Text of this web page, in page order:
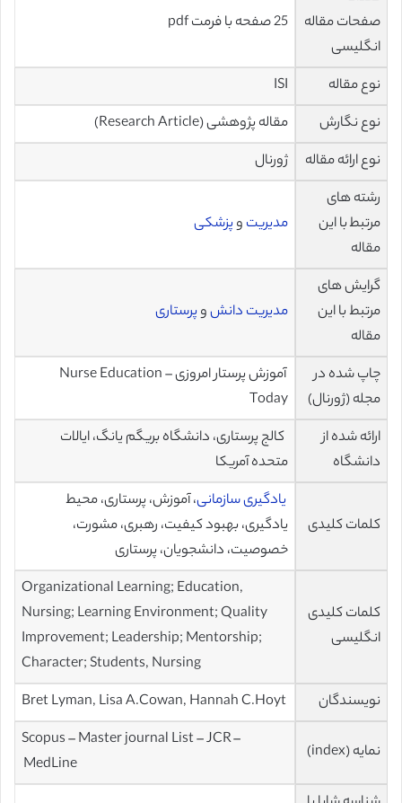
صفحات مقاله
انگلیسی
25 صفحه با فرمت pdf
نوع مقاله
ISI
نوع نگارش
مقاله پژوهشی (Research Article)
نوع ارائه مقاله
ژورنال
رشته های
مرتبط با این
مقاله
مدیریت وپزشکی
گرایش های
مرتبط با این
مقاله
مدیریت دانشوپرستاری
چاپ شده در
مجله (ژورنال)
آموزش پرستار امروزی – Nurse Education
Today
ارائه شده از
دانشگاه
کالج پرستاری، دانشگاه بریگم یانگ، ایالات
متحده آمریکا
کلمات کلیدی
یادگیری سازمانی، آموزش، پرستاری، محیط
یادگیری، بهبود کیفیت، رهبری، مشورت،
خصوصیت، دانشجویان، پرستاری
کلمات کلیدی
انگلیسی
Organizational Learning; Education,
Nursing; Learning Environment; Quality
Improvement; Leadership; Mentorship;
Character; Students, Nursing
نویسندگان
Bret Lyman, Lisa A.Cowan, Hannah C.Hoyt
نمایه (index)
Scopus – Master journal List – JCR –
MedLine